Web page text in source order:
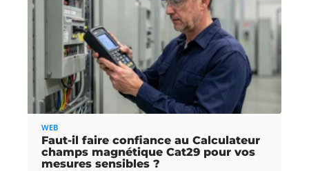
WEB
Faut-il faire confiance au Calculateur
champs magnétique Cat29 pour vos
mesures sensibles ?